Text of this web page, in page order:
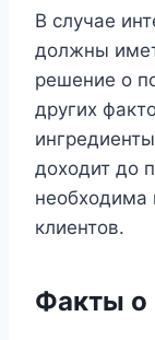
В случае
должны
решение о
других
доходит до
клиентов.
Факты о